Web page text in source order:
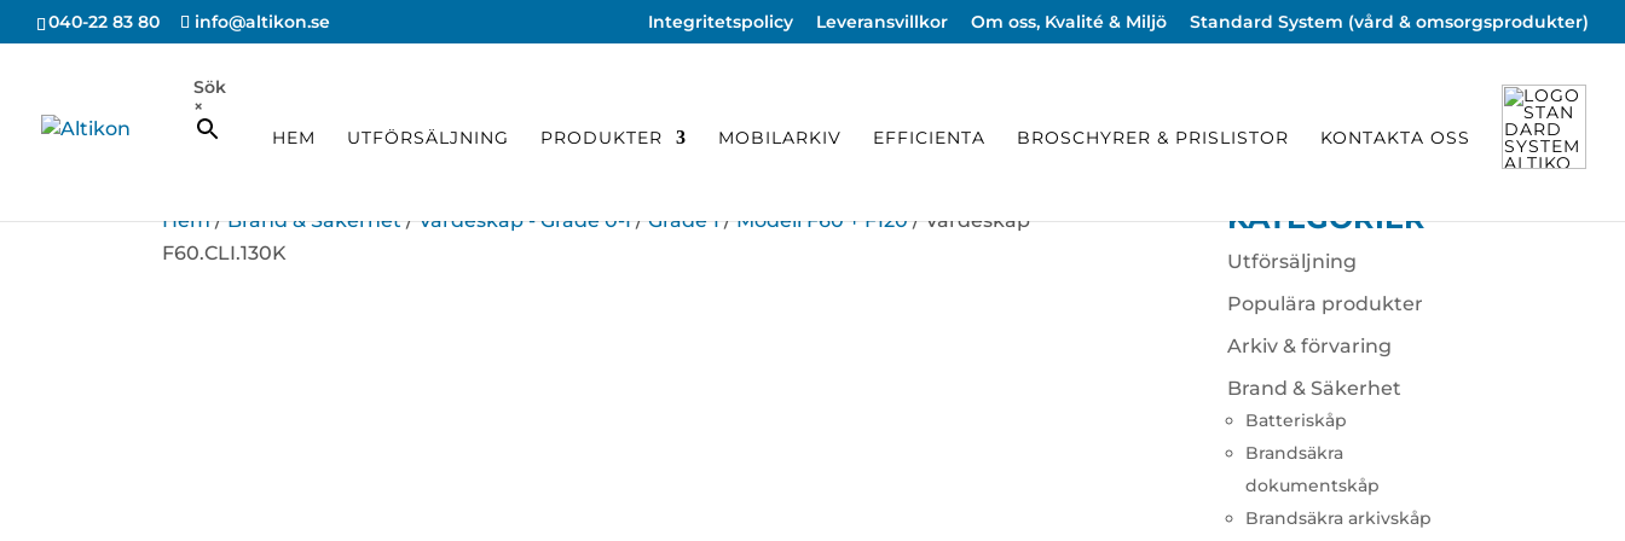
040-22 83 80 info@altikon.se Integritetspolicy Leveransvillkor Om oss, Kvalité & Miljö Standard System (vård & omsorgsprodukter)
Sök
×
HEM
UTFÖRSÄLJNING PRODUKTER MOBILARKIV EFFICIENTA BROSCHYRER & PRISLISTOR KONTAKTA OSS
Hem/Brand & Säkerhet/Värdeskåp - Grade 0-I/Grade 1/Modell F60 + F120/ Värdeskåp
F60.CLI.130K
KATEGORIER
Utförsäljning
Populära produkter
Arkiv & förvaring
Brand & Säkerhet
Batteriskåp
Brandsäkra
dokumentskåp
Brandsäkra arkivskåp